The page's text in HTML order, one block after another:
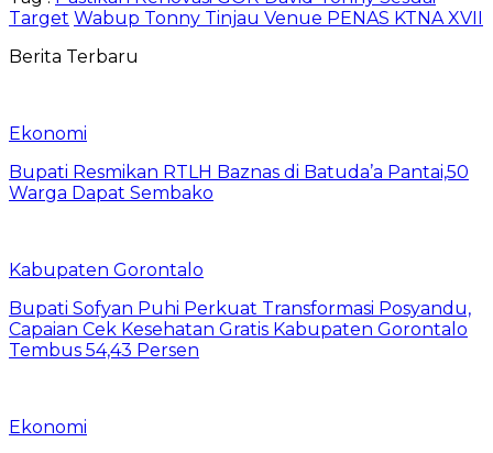
Target Wabup Tonny Tinjau Venue PENAS KTNA XVII
Berita Terbaru
Ekonomi
Bupati Resmikan RTLH Baznas di Batuda’a Pantai,50
Warga Dapat Sembako
Kabupaten Gorontalo
Bupati Sofyan Puhi Perkuat Transformasi Posyandu,
Capaian Cek Kesehatan Gratis Kabupaten Gorontalo
Tembus 54,43 Persen
Ekonomi